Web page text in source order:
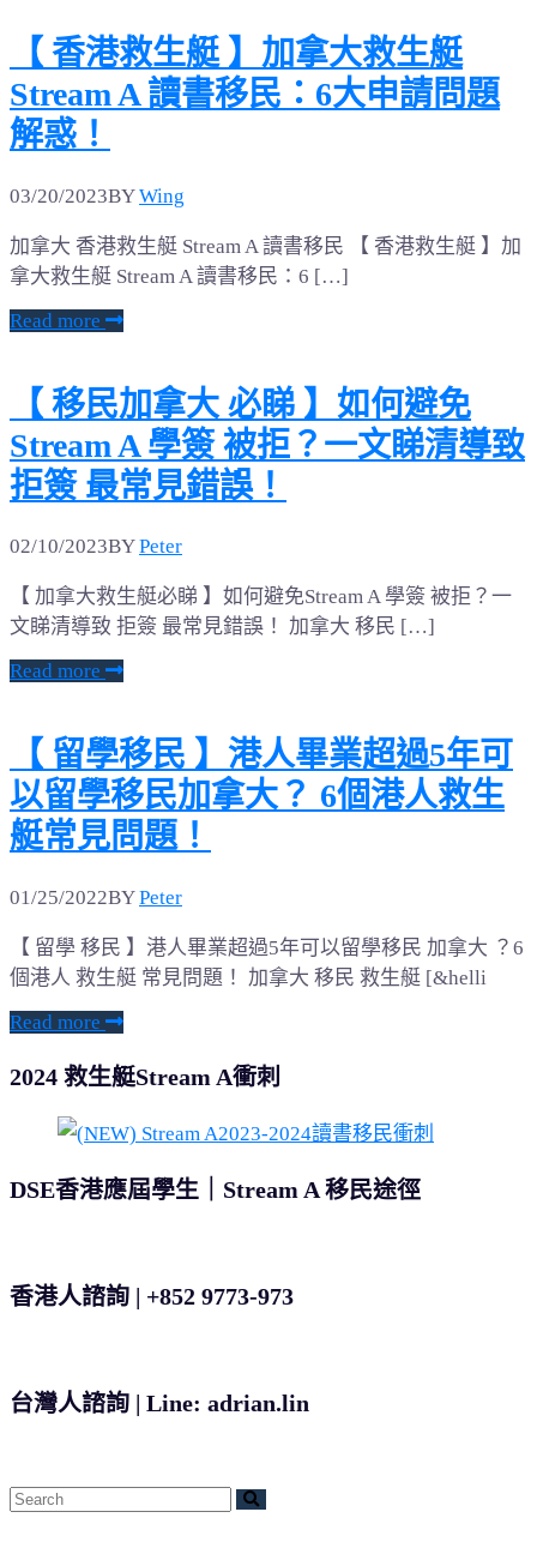
【 香港救生艇 】加拿大救生艇
Stream A 讀書移民：6大申請問題
解惑！
03/20/2023BYWing
加拿大 香港救生艇 Stream A 讀書移民 【 香港救生艇 】加
拿大救生艇 Stream A 讀書移民：6 […]
Read more
【 移民加拿大 必睇 】如何避免
Stream A 學簽 被拒？一文睇清導致
拒簽 最常見錯誤！
02/10/2023BYPeter
【 加拿大救生艇必睇 】如何避免Stream A 學簽 被拒？一
文睇清導致 拒簽 最常見錯誤！ 加拿大 移民 […]
Read more
【 留學移民 】港人畢業超過5年可
以留學移民加拿大？ 6個港人救生
艇常見問題！
01/25/2022BYPeter
【 留學 移民 】港人畢業超過5年可以留學移民 加拿大 ？6
個港人 救生艇 常見問題！ 加拿大 移民 救生艇 [&helli
Read more
2024 救生艇Stream A衝刺
DSE香港應屆學生｜Stream A 移民途徑
香港人諮詢 | +852 9773-973
台灣人諮詢 | Line: adrian.lin